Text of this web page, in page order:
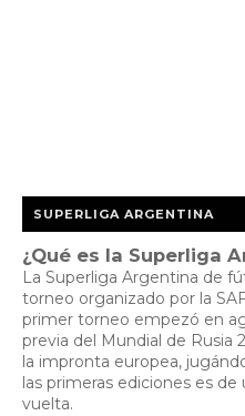
SUPERLIGA ARGENTINA
¿Qué es la Superliga
La Superliga Argentina de
torneo organizado por la
primer torneo empezó en
previa del Mundial de Rusia
la impronta europea,
las primeras ediciones es de
vuelta.